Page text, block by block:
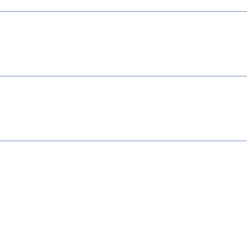
ammorbidente delle
senza irritarlo.
dei movimenti
hanno infatti
estratto di Malva 0,09 g,